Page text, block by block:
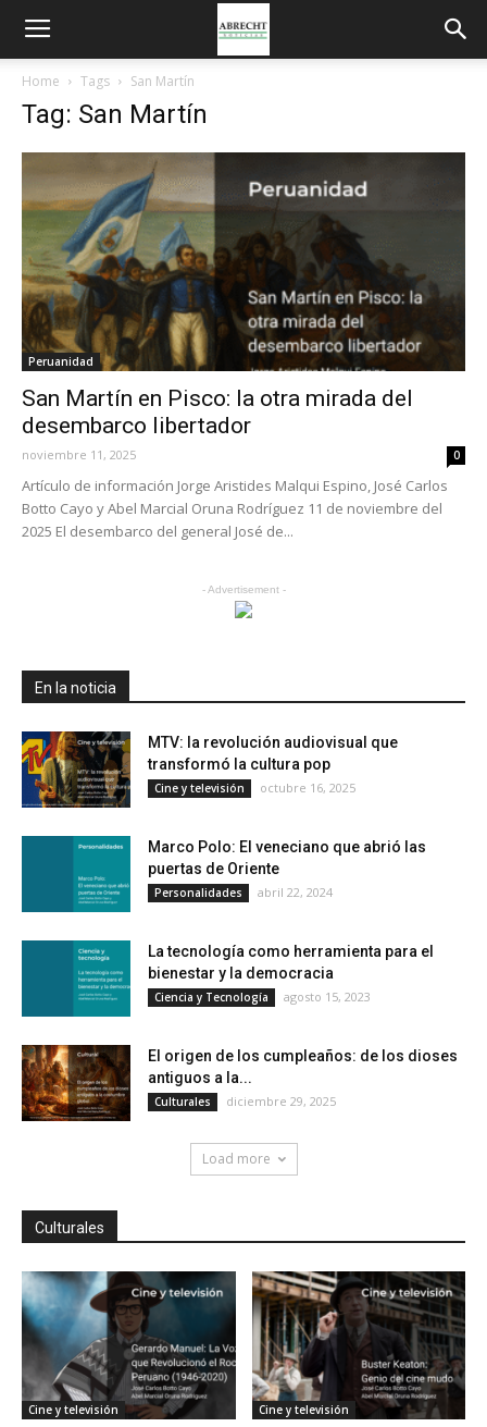
Home Tags San Martín
Tag: San Martín
Peruanidad
San Martín en Pisco: la otra mirada del
desembarco libertador
noviembre 11, 2025 0
Artículo de información Jorge Aristides Malqui Espino, José Carlos
Botto Cayo y Abel Marcial Oruna Rodríguez 11 de noviembre del
2025 El desembarco del general José de...
- Advertisement -
En la noticia
MTV: la revolución audiovisual que
transformó la cultura pop
Cine y televisión octubre 16, 2025
Marco Polo: El veneciano que abrió las
puertas de Oriente
Personalidades abril 22, 2024
La tecnología como herramienta para el
bienestar y la democracia
Ciencia y Tecnología agosto 15, 2023
El origen de los cumpleaños: de los dioses
antiguos a la...
Culturales diciembre 29, 2025
Load more
Culturales
Cine y televisión Cine y televisión